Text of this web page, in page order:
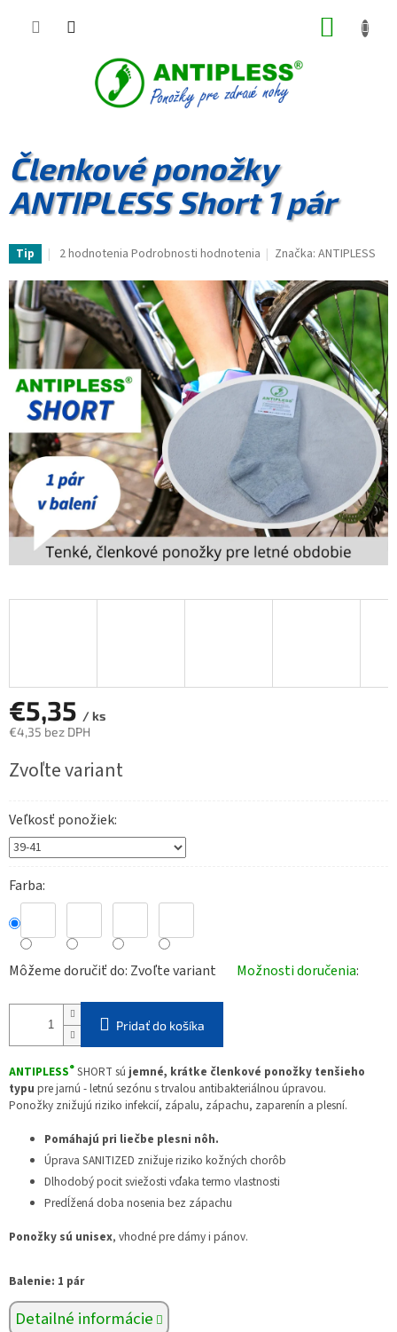
Členkové ponožky
ANTIPLESS Short 1 pár
Tip
Priemerné
produktu
je
5,0
z
5
hviezdičiek.
2 hodnotenia Podrobnosti hodnotenia Značka:ANTIPLESS
€5,35 / ks
€4,35 bez DPH
cena:
Zvoľte variant
Veľkosť ponožiek
Farba
Môžeme doručiť do: Zvoľte variant Možnosti doručenia
Pridať do košíka
ANTIPLESS® SHORT sú jemné, krátke členkové ponožky tenšieho
typu pre jarnú - letnú sezónu s trvalou antibakteriálnou úpravou.
Ponožky znižujú riziko infekcií, zápalu, zápachu, zaparenín a plesní.
Pomáhajú pri liečbe plesni nôh.
Úprava SANITIZED znižuje riziko kožných chorôb
Dlhodobý pocit sviežosti vďaka termo vlastnosti
Predĺžená doba nosenia bez zápachu
Ponožky sú unisex, vhodné pre dámy i pánov.
Balenie: 1 pár
Detailné informácie